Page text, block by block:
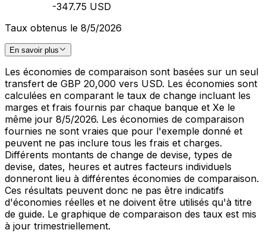
-347.75 USD
Taux obtenus le 8/5/2026
En savoir plus
Les économies de comparaison sont basées sur un seul
transfert de GBP 20,000 vers USD. Les économies sont
calculées en comparant le taux de change incluant les
marges et frais fournis par chaque banque et Xe le
même jour 8/5/2026. Les économies de comparaison
fournies ne sont vraies que pour l'exemple donné et
peuvent ne pas inclure tous les frais et charges.
Différents montants de change de devise, types de
devise, dates, heures et autres facteurs individuels
donneront lieu à différentes économies de comparaison.
Ces résultats peuvent donc ne pas être indicatifs
d'économies réelles et ne doivent être utilisés qu'à titre
de guide. Le graphique de comparaison des taux est mis
à jour trimestriellement.